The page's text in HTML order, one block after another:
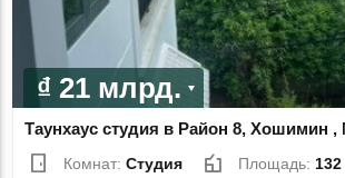
₫ 21 млрд.
Таунхаус студия в Район 8, Хошимин ,
Комнат:Студия Площадь: 132